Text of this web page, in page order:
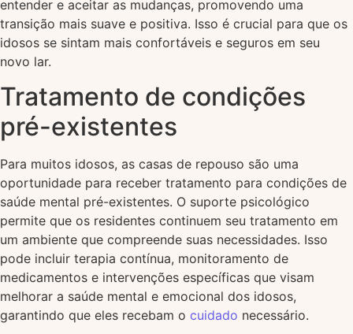
entender e aceitar as mudanças, promovendo uma
transição mais suave e positiva. Isso é crucial para que os
idosos se sintam mais confortáveis e seguros em seu
novo lar.
Tratamento de condições
pré-existentes
Para muitos idosos, as casas de repouso são uma
oportunidade para receber tratamento para condições de
saúde mental pré-existentes. O suporte psicológico
permite que os residentes continuem seu tratamento em
um ambiente que compreende suas necessidades. Isso
pode incluir terapia contínua, monitoramento de
medicamentos e intervenções específicas que visam
melhorar a saúde mental e emocional dos idosos,
garantindo que eles recebam o cuidado necessário.